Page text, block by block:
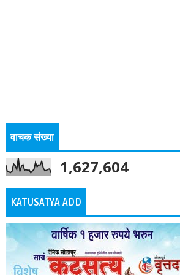
वाचक संख्या
1,627,604
KATUSATYA ADD